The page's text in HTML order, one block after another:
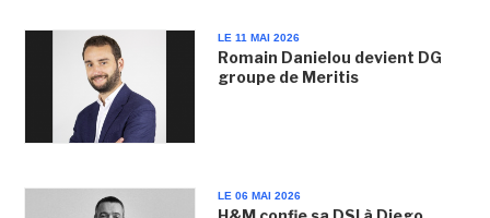
LE 11 MAI 2026
Romain Danielou devient DG
groupe de Meritis
LE 06 MAI 2026